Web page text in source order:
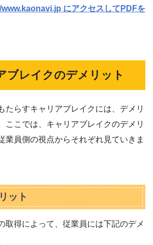
www.kaonavi.jp にアクセスしてPDFを
ブレイクのデメリット
たらすキャリアブレイクには、デメリ
ここでは、キャリアブレイクのデメリ
業員側の視点からそれぞれ見ていきま
ット
取得によって、従業員には下記のデメ